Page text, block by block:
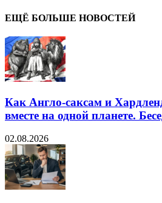
ЕЩЁ БОЛЬШЕ НОВОСТЕЙ
Как Англо-саксам и
вместе на одной планете.
02.08.2026